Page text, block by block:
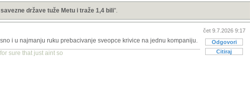
države tuže Metu i traže 1,4 bili".
čet 9.7.2026 9:17
Odgovori
Citiraj
i u najmanju ruku prebacivanje sveopce krivice na jednu kompaniju.
sure that just aint so